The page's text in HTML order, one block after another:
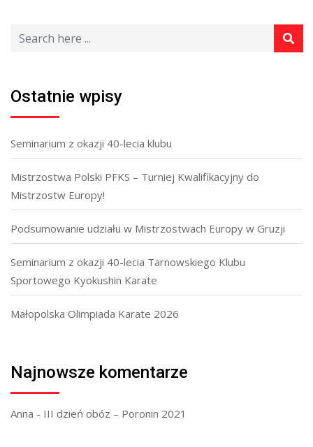
Ostatnie wpisy
Seminarium z okazji 40-lecia klubu
Mistrzostwa Polski PFKS – Turniej Kwalifikacyjny do
Mistrzostw Europy!
Podsumowanie udziału w Mistrzostwach Europy w Gruzji
Seminarium z okazji 40-lecia Tarnowskiego Klubu
Sportowego Kyokushin Karate
Małopolska Olimpiada Karate 2026
Najnowsze komentarze
Anna - III dzień obóz – Poronin 2021